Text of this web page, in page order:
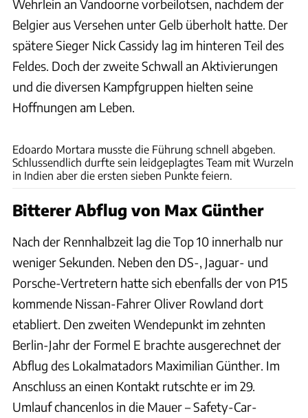
Wehrlein an Vandoorne vorbeilotsen, nachdem der
Belgier aus Versehen unter Gelb überholt hatte. Der
spätere Sieger Nick Cassidy lag im hinteren Teil des
Feldes. Doch der zweite Schwall an Aktivierungen
und die diversen Kampfgruppen hielten seine
Hoffnungen am Leben.
Edoardo Mortara musste die Führung schnell abgeben.
Schlussendlich durfte sein leidgeplagtes Team mit Wurzeln
in Indien aber die ersten sieben Punkte feiern.
Bitterer Abflug von Max Günther
Nach der Rennhalbzeit lag die Top 10 innerhalb nur
weniger Sekunden. Neben den DS-, Jaguar- und
Porsche-Vertretern hatte sich ebenfalls der von P15
kommende Nissan-Fahrer Oliver Rowland dort
etabliert. Den zweiten Wendepunkt im zehnten
Berlin-Jahr der Formel E brachte ausgerechnet der
Abflug des Lokalmatadors Maximilian Günther. Im
Anschluss an einen Kontakt rutschte er im 29.
Umlauf chancenlos in die Mauer – Safety-Car-